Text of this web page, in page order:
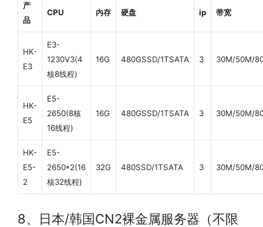
产
品
CPU 内存 硬盘 ip 带宽
HK-
E3
E3-
1230V3(4
核8线程)
16G 480GSSD/1TSATA 3 30M/50M/
HK-
E5
E5-
2650(8核
16线程)
16G 480GSSD/1TSATA 3 30M/50M/
HK-
E5-
2
E5-
2650*2(16
核32线程)
32G 480SSD/1TSATA 3 30M/50M/
8、日本/韩国CN2裸金属服务器（不限